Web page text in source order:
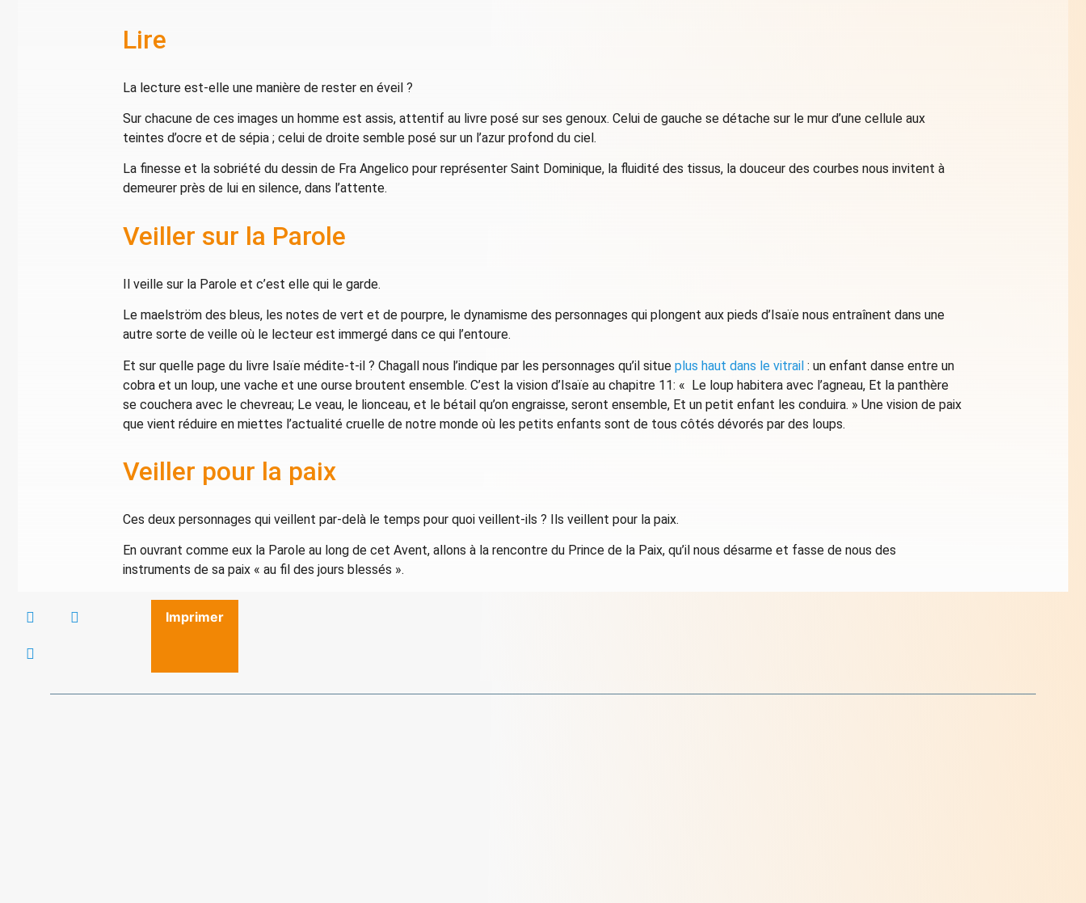
Lire
La lecture est-elle une manière de rester en éveil ?
Sur chacune de ces images un homme est assis, attentif au livre posé sur ses genoux. Celui de gauche se détache sur le mur d’une cellule aux
teintes d’ocre et de sépia ; celui de droite semble posé sur un l’azur profond du ciel.
La finesse et la sobriété du dessin de Fra Angelico pour représenter Saint Dominique, la fluidité des tissus, la douceur des courbes nous invitent à
demeurer près de lui en silence, dans l’attente.
Veiller sur la Parole
Il veille sur la Parole et c’est elle qui le garde.
Le maelström des bleus, les notes de vert et de pourpre, le dynamisme des personnages qui plongent aux pieds d’Isaïe nous entraînent dans une
autre sorte de veille où le lecteur est immergé dans ce qui l’entoure.
Et sur quelle page du livre Isaïe médite-t-il ? Chagall nous l’indique par les personnages qu’il situe plus haut dans le vitrail : un enfant danse entre un
cobra et un loup, une vache et une ourse broutent ensemble. C’est la vision d’Isaïe au chapitre 11: « Le loup habitera avec l’agneau, Et la panthère
se couchera avec le chevreau; Le veau, le lionceau, et le bétail qu’on engraisse, seront ensemble, Et un petit enfant les conduira. » Une vision de paix
que vient réduire en miettes l’actualité cruelle de notre monde où les petits enfants sont de tous côtés dévorés par des loups.
Veiller pour la paix
Ces deux personnages qui veillent par-delà le temps pour quoi veillent-ils ? Ils veillent pour la paix.
En ouvrant comme eux la Parole au long de cet Avent, allons à la rencontre du Prince de la Paix, qu’il nous désarme et fasse de nous des
instruments de sa paix « au fil des jours blessés ».
Imprimer